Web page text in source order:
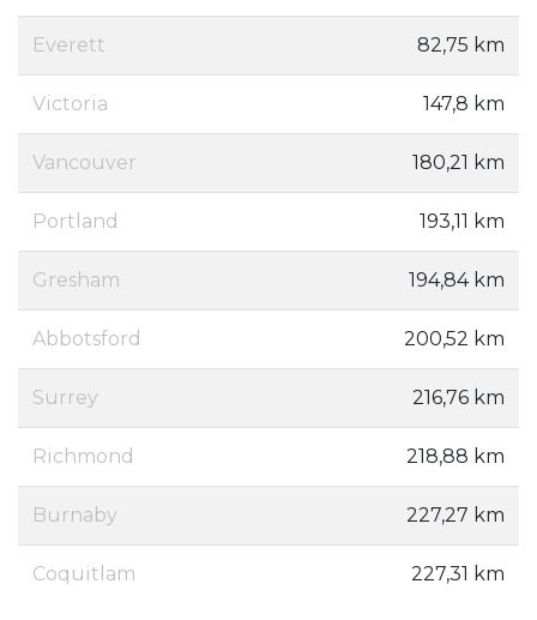
Everett 82,75 km
Victoria 147,8 km
Vancouver 180,21 km
Portland 193,11 km
Gresham 194,84 km
Abbotsford 200,52 km
Surrey 216,76 km
Richmond 218,88 km
Burnaby 227,27 km
Coquitlam 227,31 km